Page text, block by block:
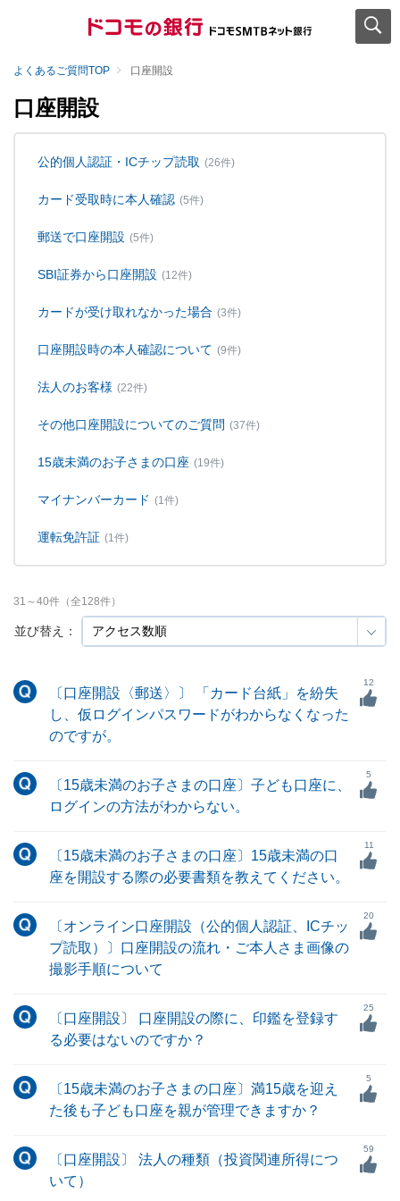
よくあるご質問TOP 口座開設
口座開設
公的個人認証・ICチップ読取 (26件)
カード受取時に本人確認 (5件)
郵送で口座開設 (5件)
SBI証券から口座開設 (12件)
カードが受け取れなかった場合 (3件)
口座開設時の本人確認について (9件)
法人のお客様 (22件)
その他口座開設についてのご質問 (37件)
15歳未満のお子さまの口座 (19件)
マイナンバーカード (1件)
運転免許証 (1件)
並び替え：
31 ～40件（全128件）
〔口座開設〈郵送〉〕 「カード台紙」を紛失
し、仮ログインパスワードがわからなくなった
のですが。
12
〔15歳未満のお子さまの口座〕子ども口座に、
ログインの方法がわからない。
5
〔15歳未満のお子さまの口座〕15歳未満の口
座を開設する際の必要書類を教えてください。
11
〔オンライン口座開設（公的個人認証、ICチッ
プ読取）〕口座開設の流れ・ご本人さま画像の
撮影手順について
20
〔口座開設〕 口座開設の際に、印鑑を登録す
る必要はないのですか？
25
〔15歳未満のお子さまの口座〕満15歳を迎え
た後も子ども口座を親が管理できますか？
5
〔口座開設〕 法人の種類（投資関連所得につ
いて）
59